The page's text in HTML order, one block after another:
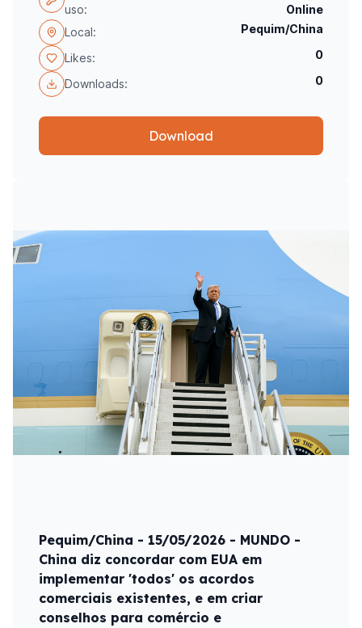
uso:
Online
Local:
Pequim/China
Likes: 0
Downloads: 0
Download
Pequim/China - 15/05/2026 - MUNDO -
China diz concordar com EUA em
implementar 'todos' os acordos
comerciais existentes, e em criar
conselhos para comércio e